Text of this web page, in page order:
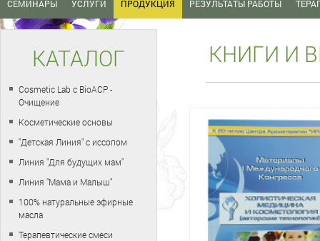
СЕМИНАРЫ УСЛУГИ ПРОДУКЦИЯ РЕЗУЛЬТАТЫ РАБОТЫ
КНИГИ И
КАТАЛОГ
Cosmetic Lab с BioACP -
Очищение
Косметические основы
"Детская Линия" с иссопом
Линия "Для будущих мам"
Линия "Мама и Малыш"
100% натуральные эфирные
масла
Терапевтические смеси